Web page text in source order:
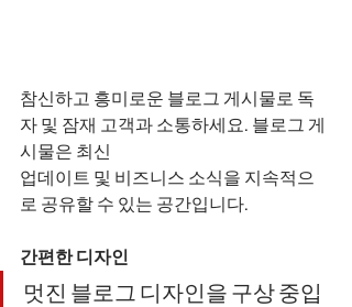
참신하고 흥미로운 블로그 게시물로 독
자 및 잠재 고객과 소통하세요. 블로그 게
시물은 최신
업데이트 및 비즈니스 소식을 지속적으
로 공유할 수 있는 공간입니다.
간편한 디자인
멋진 블로그 디자인을 구상 중입